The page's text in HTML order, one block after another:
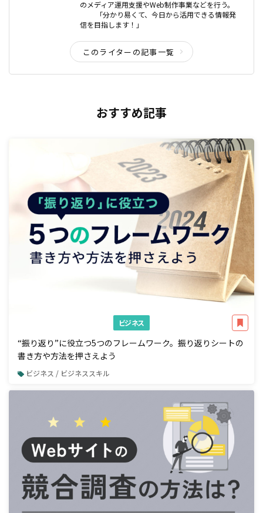
のメディア運用支援やWeb制作事業などを行う。
「分かり易くて、今日から活用できる情報発
信を目指します！」
このライターの記事一覧
おすすめ記事
ビジネス
“振り返り”に役立つ5つのフレームワーク。振り返りシートの
書き方や方法を押さえよう
ビジネス / ビジネススキル